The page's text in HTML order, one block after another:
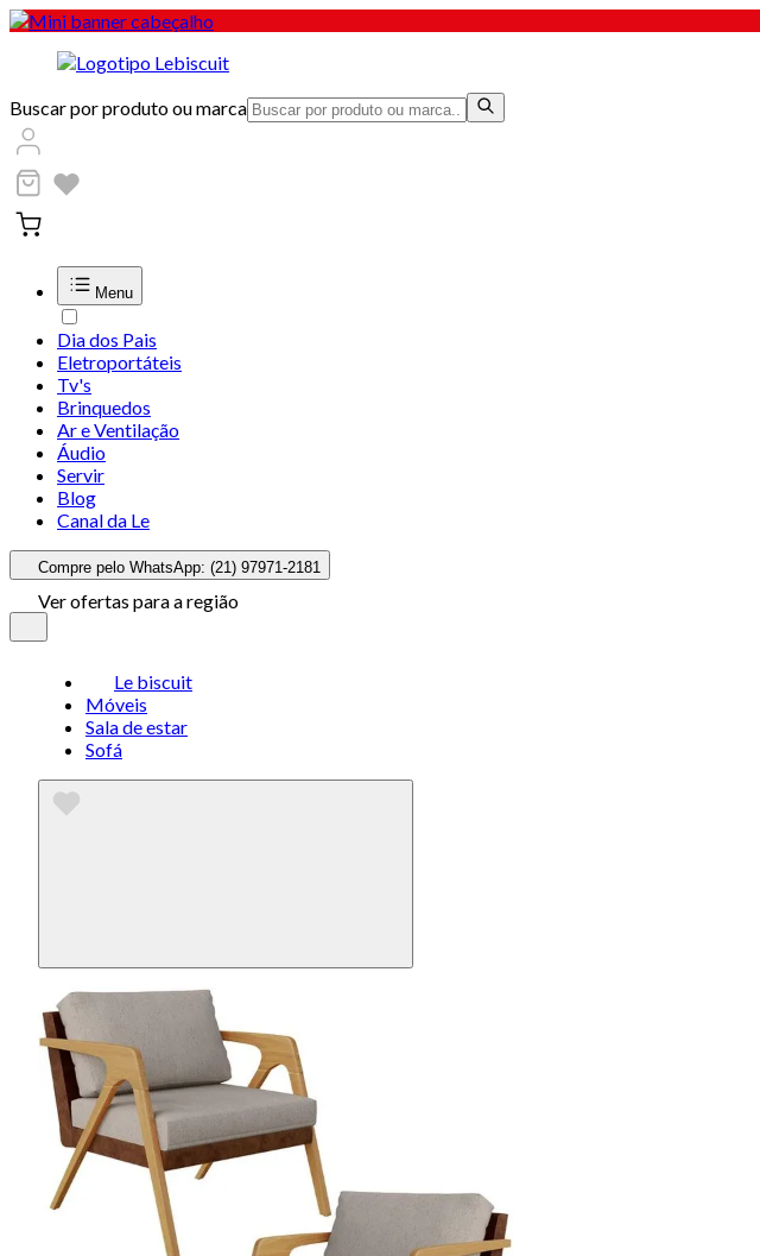
Buscar por produto ou marca
Menu
Dia dos Pais
Eletroportáteis
Tv's
Brinquedos
Ar e Ventilação
Áudio
Servir
Blog
Canal da Le
Compre pelo WhatsApp: (21) 97971-2181
Ver ofertas para a região
Le biscuit
Móveis
Sala de estar
Sofá